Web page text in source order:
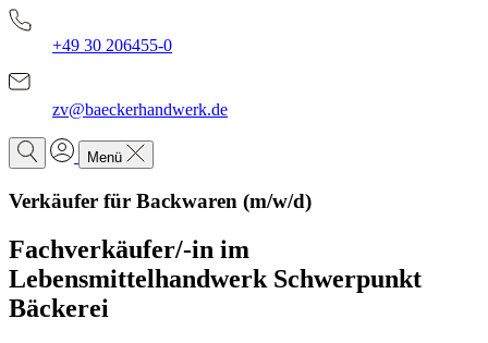
+49 30 206455-0
zv@baeckerhandwerk.de
Menü
Verkäufer für Backwaren (m/w/d)
Fachverkäufer/-in im
Lebensmittelhandwerk Schwerpunkt
Bäckerei